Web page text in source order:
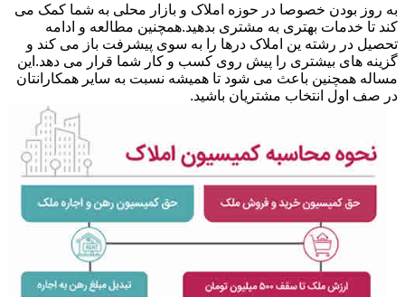
به روز بودن خصوصا در حوزه املاک و بازار محلی به شما کمک می
کند تا خدمات بهتری به مشتری بدهید.همچنین مطالعه و ادامه
تحصیل در رشته ین املاک درها را به سوی پیشرفت باز می کند و
گزینه های بیشتری را پیش روی کسب و کار شما قرار می دهد.این
مساله همچنین باعث می شود تا همیشه نسبت به سایر همکارانتان
در صف اول انتخاب مشتریان باشید.